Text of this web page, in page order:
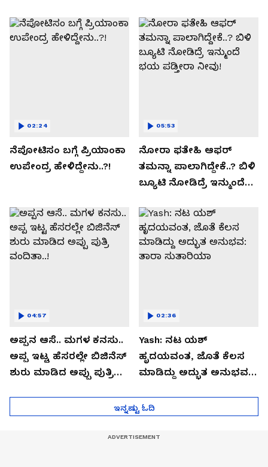
ನೆಪೋಟಿಸಂ ಬಗ್ಗೆ ಪ್ರಿಯಾಂಕಾ
ಉಪೇಂದ್ರ ಹೇಳಿದ್ದೇನು..?!
02:24
ನೋರಾ ಫತೇಹಿ ಆಫರ್​
ತಮನ್ನಾ ಪಾಲಾಗಿದ್ದೇಕೆ..? ಬಿಳಿ
ಬ್ಯೂಟಿ ನೋಡಿದ್ರೆ ಇನ್ಮುಂದೆ
05:53
ಅಪ್ಪನ ಆಸೆ.. ಮಗಳ ಕನಸು..
ಅಪ್ಪ ಇಟ್ಟ ಹೆಸರಲ್ಲೇ ಬಿಜಿನೆಸ್​
ಶುರು ಮಾಡಿದ ಅಪ್ಪು ಪುತ್ರಿ
04:57
Yash: ನಟ ಯಶ್​
ಹೃದಯವಂತ, ಜೊತೆ ಕೆಲಸ
ಮಾಡಿದ್ದು ಅದ್ಭುತ ಅನುಭವ:
02:36
ಇನ್ನಷ್ಟು ಓದಿ